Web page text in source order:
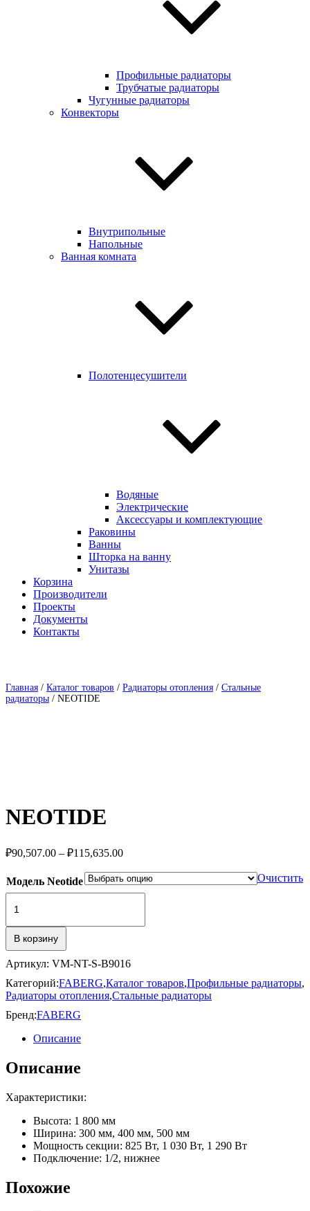
Профильные радиаторы
Трубчатые радиаторы
Чугунные радиаторы
Конвекторы
Внутрипольные
Напольные
Ванная комната
Полотенцесушители
Водяные
Электрические
Аксессуары и комплектующие
Раковины
Ванны
Шторка на ванну
Унитазы
Корзина
Производители
Проекты
Документы
Контакты
Главная / Каталог товаров / Радиаторы отопления / Стальные
радиаторы / NEOTIDE
NEOTIDE
₽90,507.00 – ₽115,635.00Диапазон
₽90,507.00
–
Модель Neotide
Очистить
товара
В корзину
Артикул: VM-NT-S-B9016
Категорий:FABERG,Каталог товаров,Профильные радиаторы,
Радиаторы отопления,Стальные радиаторы
Бренд:FABERG
Описание
Описание
Характеристики:
Высота: 1 800 мм
Ширина: 300 мм, 400 мм, 500 мм
Мощность секции: 825 Вт, 1 030 Вт, 1 290 Вт
Подключение: 1/2, нижнее
Похожие